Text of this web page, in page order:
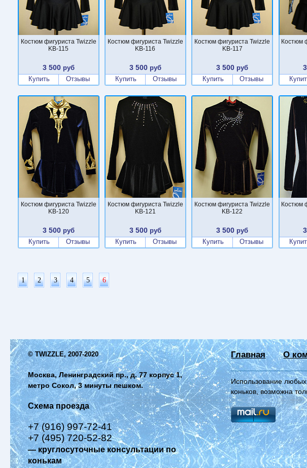
Костюм фигуриста Twizzle
KB-115
3 500руб
Купить
Отзывы
Костюм фигуриста Twizzle
KB-116
3 500руб
Купить
Отзывы
Костюм фигуриста Twizzle
KB-117
3 500 руб
Купить
Отзывы
Костюм
Костюм фигуриста Twizzle
KB-120
3 500руб
Купить
Отзывы
Костюм фигуриста Twizzle
KB-121
3 500руб
Купить
Отзывы
Костюм фигуриста Twizzle
KB-122
3 500 руб
Купить
Отзывы
Костюм
1 2 3 4 5 6
© TWIZZLE, 2007-2020
Москва, Ленинградский пр., д. 77 корпус 1,
метро Сокол, 3 минуты пешком.
Схема проезда
+7 (916) 997-72-41
+7 (495) 720-52-82
— круглосуточные консультации по
конькам
Главная О
Использование любых
коньков, возможна